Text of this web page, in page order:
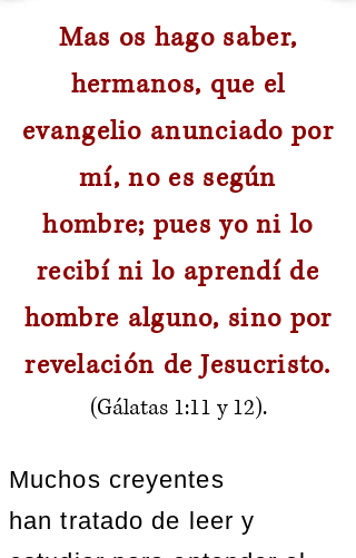
Mas os hago saber,
hermanos, que el
evangelio anunciado por
mí, no es según
hombre; pues yo ni lo
recibí ni lo aprendí de
hombre alguno, sino por
revelación de Jesucristo.
(Gálatas 1:11 y 12).
Muchos creyentes
han tratado de leer y